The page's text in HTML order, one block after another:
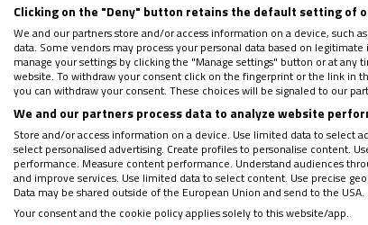
Síguenos en: IG G
PorMateo González Alonso (Roma)|24/12/
Este 23 de diciembre se ha hecho
Paz,la asación del padre Ángel
1 de diciembre con su teléfono
Clicking on the "Deny" button retains the default setting of
We and our partners store and/or access information on a device, such
data. Some vendors may process your personal data based on
manage your settings by clicking the "Manage settings" button or at
website. To withdraw your consent click on the fingerprint or the link in
you can withdraw your consent. These choices will be signaled to our
We and our partners process data to analyze website
Store and/or access information on a device. Use limited data to select
select personalised advertising. Create profiles to personalise content.
performance. Measure content performance. Understand audiences
and improve services. Use limited data to select content. Use precise
Data may be shared outside of the European Union and send to the USA.
Your consent and the cookie policy applies solely to this website/app.